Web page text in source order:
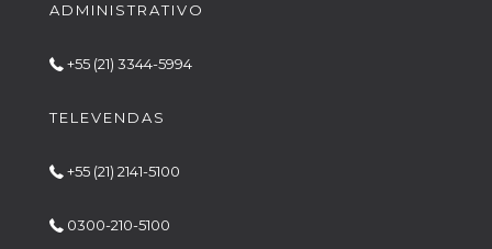
ADMINISTRATIVO
+55 (21) 3344-5994
TELEVENDAS
+55 (21) 2141-5100
0300-210-5100